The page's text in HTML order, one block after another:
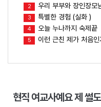
2 우리 부부와 장인장모
3 특별한 경험 (실화 )
4 오늘 누나까지 숙제끝
5 이런 근친 제가 처음인
현직 여교사예요 제 썰